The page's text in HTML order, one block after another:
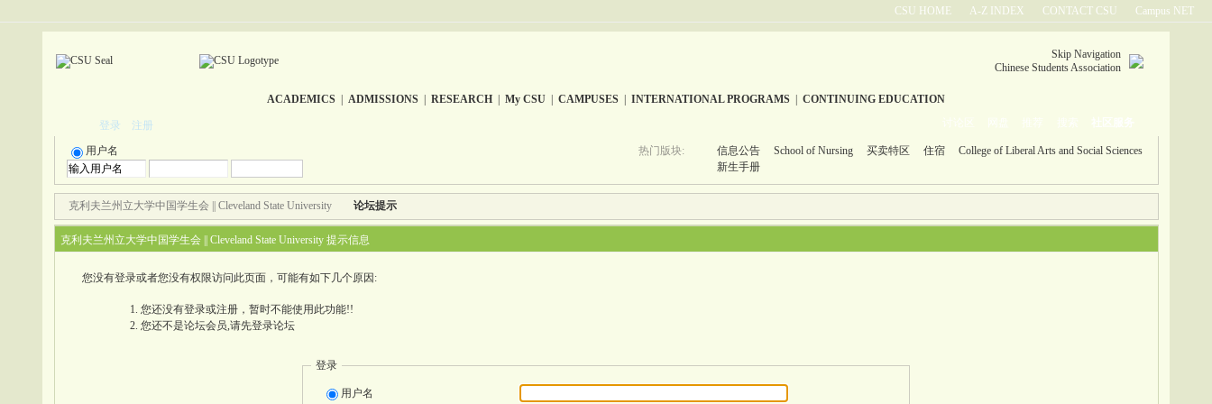
CSU HOME A-Z INDEX CONTACT CSU Campus NET
Skip Navigation
Chinese Students Association
ACADEMICS ADMISSIONS RESEARCH My CSU CAMPUSES INTERNATIONAL PROGRAMS CONTINUING EDUCATION
登录 注册 讨论区 社区服务
用户名 热门版块: 信息公告 School of Nursing 买卖特区 住宿
College of Liberal Arts and Social Sciences
新生手册
克利夫兰州立大学中国学生会 || Cleveland State University 论坛提示
克利夫兰州立大学中国学生会 || Cleveland State University 提示信息
您没有登录或者您没有权限访问此页面，可能有如下几个原因:
您还没有登录或注册，暂时不能使用此功能!!
您还不是论坛会员,请先登录论坛
登录
用户名